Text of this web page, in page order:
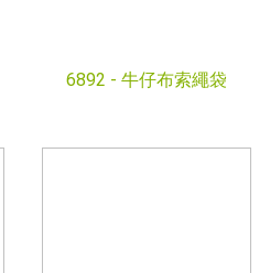
6892 - 牛仔布索繩袋